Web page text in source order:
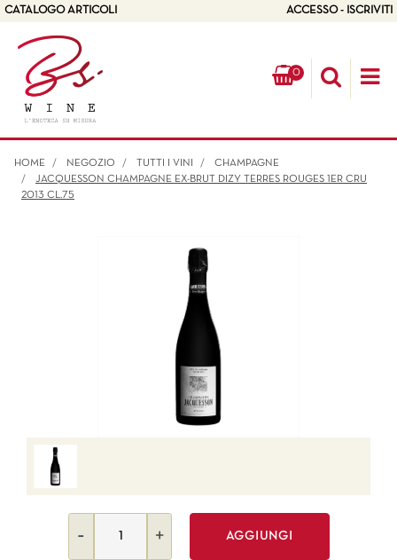
CATALOGO ARTICOLI ACCESSO - ISCRIVITI
0
HOME NEGOZIO TUTTI I VINI
CHAMPAGNE
JACQUESSON CHAMPAGNE EX-BRUT DIZY TERRES ROUGES 1ER CRU
2013 CL.75
AGGIUNGI